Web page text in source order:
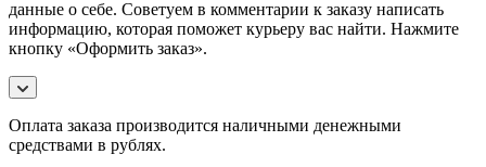
данные о себе. Советуем в комментарии к заказу написать
информацию, которая поможет курьеру вас найти. Нажмите
кнопку «Оформить заказ».
Оплата заказа производится наличными денежными
средствами в рублях.